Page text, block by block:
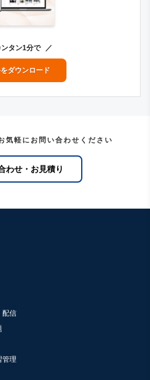
ンタン1分で
ダウンロード
気軽にお問い合わせください
わせ・お見積り
配信
管理